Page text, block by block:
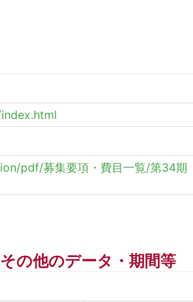
pdf/募集要項・費目一覧/第34期
その他のデータ・期間等